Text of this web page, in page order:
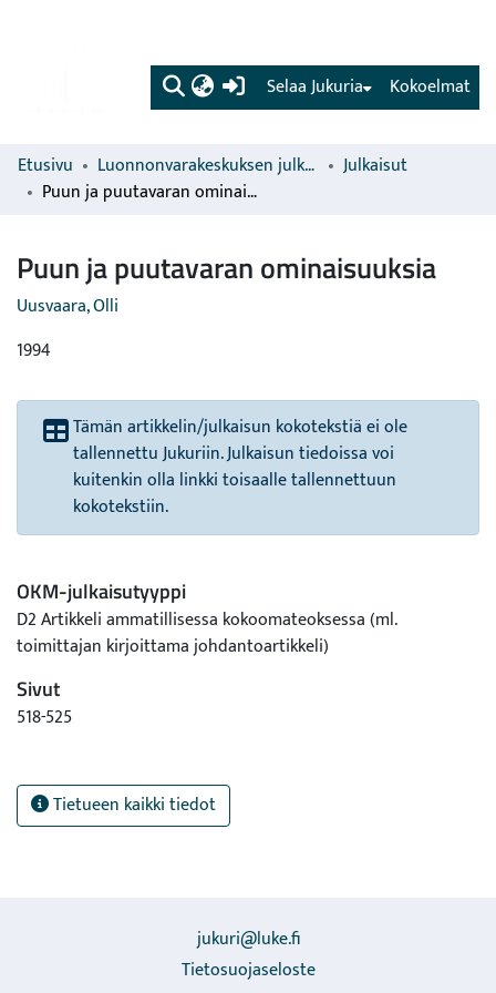
(current) Kokoelmat
Selaa Jukuria
Etusivu Luonnonvarakeskuksen julkaisut
Julkaisut
Puun ja puutavaran ominaisuuksia
Puun ja puutavaran ominaisuuksia
Uusvaara, Olli
1994
Tämän artikkelin/julkaisun kokotekstiä ei ole
tallennettu Jukuriin. Julkaisun tiedoissa voi
kuitenkin olla linkki toisaalle tallennettuun
kokotekstiin.
OKM-julkaisutyyppi
D2 Artikkeli ammatillisessa kokoomateoksessa (ml.
toimittajan kirjoittama johdantoartikkeli)
Sivut
518-525
Tietueen kaikki tiedot
jukuri@luke.fi
Tietosuojaseloste